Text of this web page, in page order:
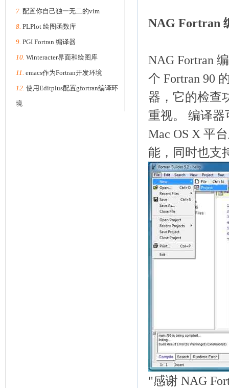
7. 配置你自己独一无二的vim
8. PLPlot 绘图函数库
9. PGI Fortran 编译器
10. Winteracter界面和绘图库
11. emacs作为Fortran开发环境
12. 使用Editplus配置gfortran编译环
境
NAG Fortran
NAG Fortran
个 Fortran 90
器，它的检查
重视。 编译器
Mac OS X 平
能，同时也支
"感谢 NAG